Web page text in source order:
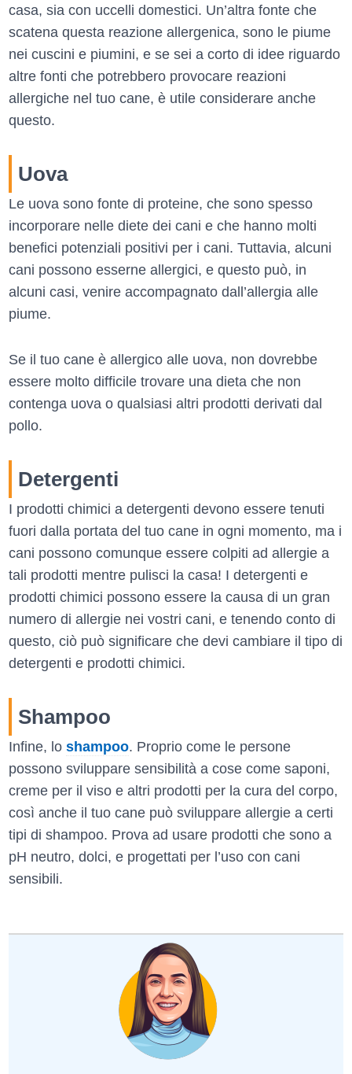
casa, sia con uccelli domestici. Un’altra fonte che
scatena questa reazione allergenica, sono le piume
nei cuscini e piumini, e se sei a corto di idee riguardo
altre fonti che potrebbero provocare reazioni
allergiche nel tuo cane, è utile considerare anche
questo.
Uova
Le uova sono fonte di proteine, che sono spesso
incorporare nelle diete dei cani e che hanno molti
benefici potenziali positivi per i cani. Tuttavia, alcuni
cani possono esserne allergici, e questo può, in
alcuni casi, venire accompagnato dall’allergia alle
piume.
Se il tuo cane è allergico alle uova, non dovrebbe
essere molto difficile trovare una dieta che non
contenga uova o qualsiasi altri prodotti derivati dal
pollo.
Detergenti
I prodotti chimici a detergenti devono essere tenuti
fuori dalla portata del tuo cane in ogni momento, ma i
cani possono comunque essere colpiti ad allergie a
tali prodotti mentre pulisci la casa! I detergenti e
prodotti chimici possono essere la causa di un gran
numero di allergie nei vostri cani, e tenendo conto di
questo, ciò può significare che devi cambiare il tipo di
detergenti e prodotti chimici.
Shampoo
Infine, lo shampoo. Proprio come le persone
possono sviluppare sensibilità a cose come saponi,
creme per il viso e altri prodotti per la cura del corpo,
così anche il tuo cane può sviluppare allergie a certi
tipi di shampoo. Prova ad usare prodotti che sono a
pH neutro, dolci, e progettati per l’uso con cani
sensibili.